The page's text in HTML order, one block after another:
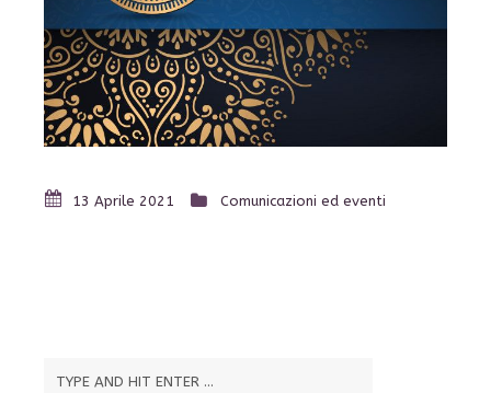
13 Aprile 2021 Comunicazioni ed eventi